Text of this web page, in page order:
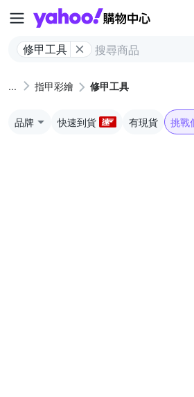
Yahoo
修甲工具
指甲彩繪 修甲工具
品牌 快速到貨 有現貨 挑戰